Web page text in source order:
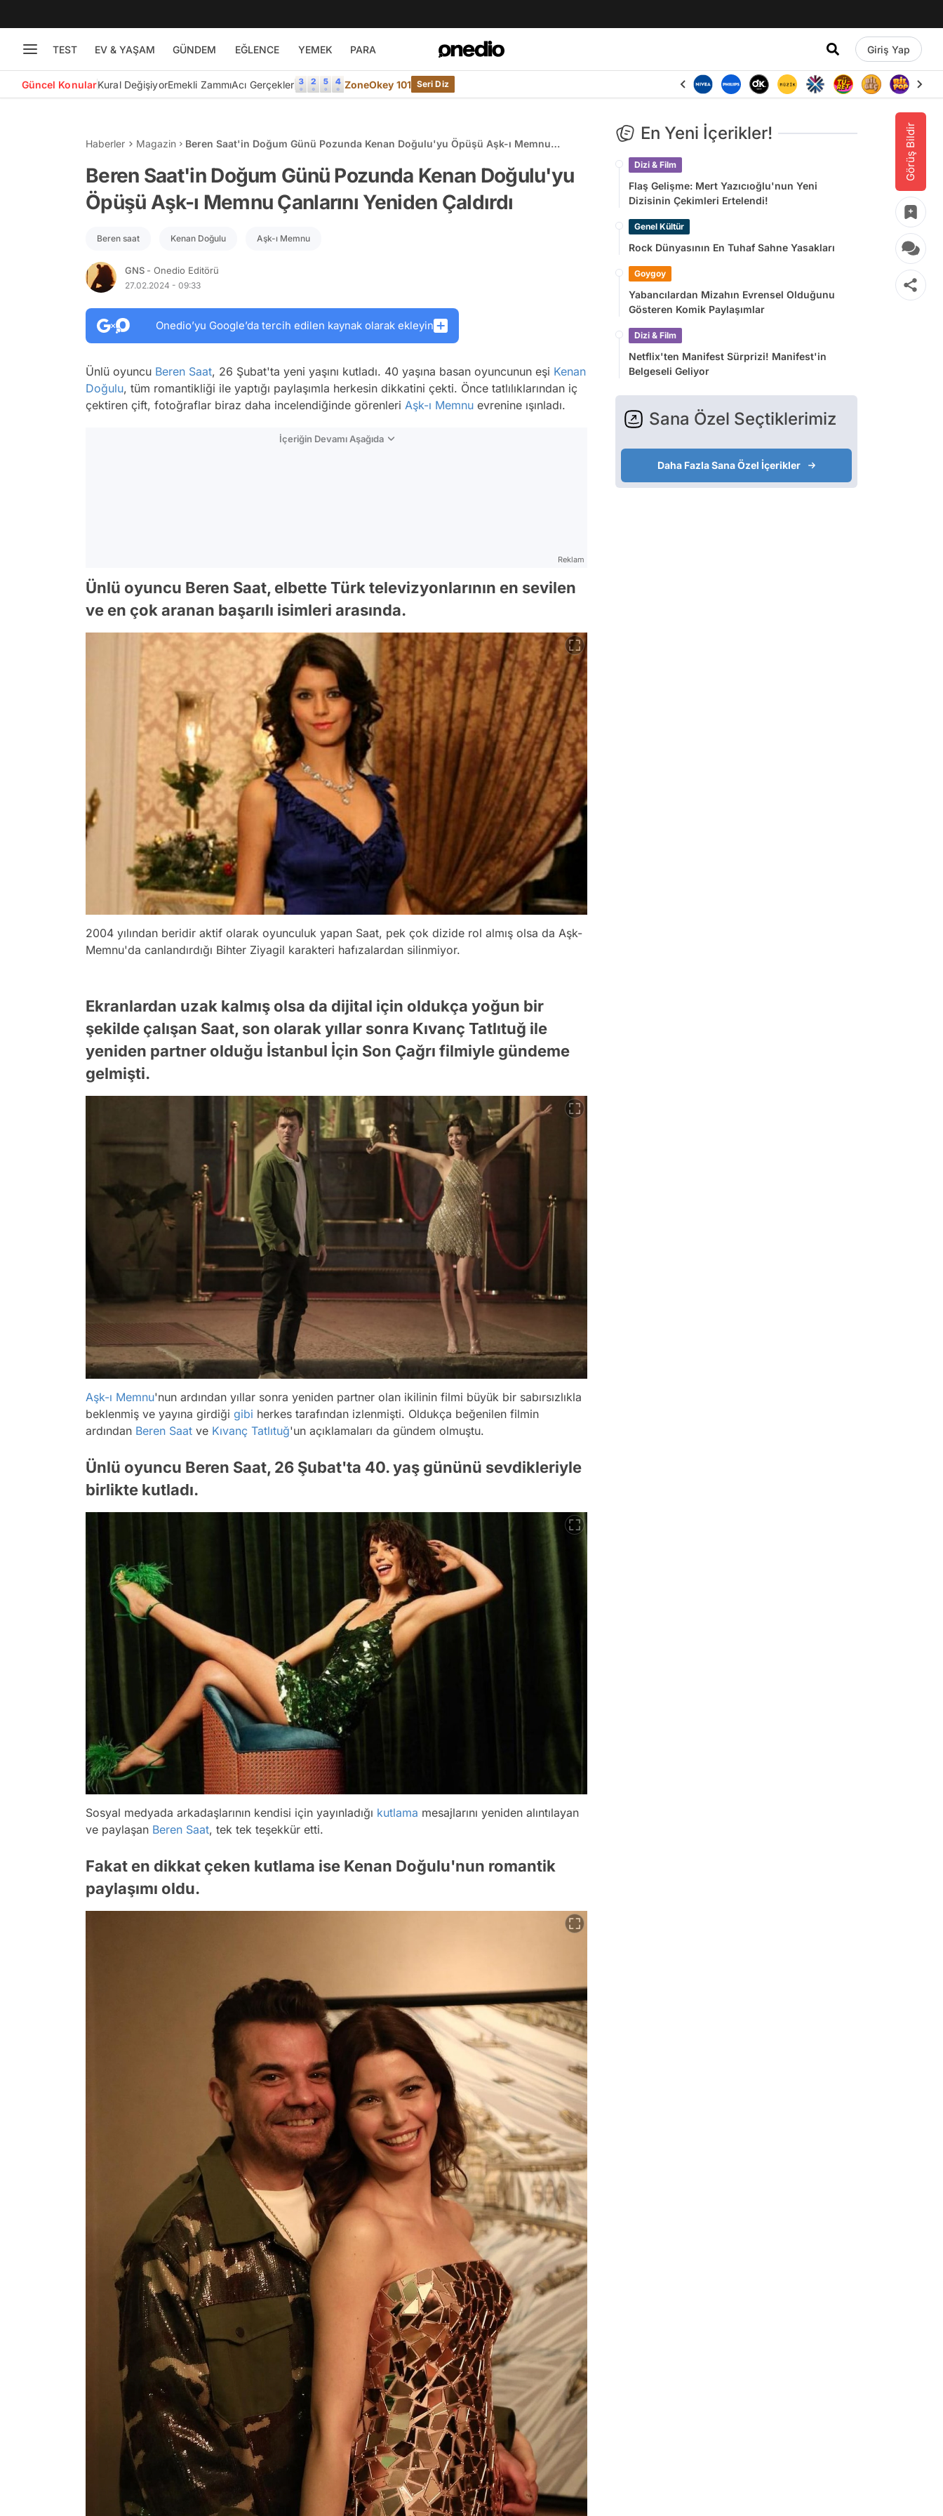
TEST EV & YAŞAM GÜNDEM EĞLENCE YEMEK PARA Giriş Yap
Güncel KonularKural DeğişiyorEmekli ZammıAcı Gerçekler ZoneOkey 101 Seri Diz
Görüş Bildir
Haberler Magazin
Beren Saat'in Doğum Günü Pozunda Kenan Doğulu'yu Öpüşü Aşk-ı Memnu
Beren Saat'in Doğum Günü Pozunda Kenan Doğulu'yu
Öpüşü Aşk-ı Memnu Çanlarını Yeniden Çaldırdı
Beren saat Kenan Doğulu Aşk-ı Memnu
GNS - Onedio Editörü
27.02.2024 - 09:33
Onedio’yu Google’da tercih edilen kaynak olarak ekleyin
Ünlü oyuncu Beren Saat, 26 Şubat'ta yeni yaşını kutladı. 40 yaşına basan oyuncunun eşi Kenan
Doğulu, tüm romantikliği ile yaptığı paylaşımla herkesin dikkatini çekti. Önce tatlılıklarından iç
çektiren çift, fotoğraflar biraz daha incelendiğinde görenleri Aşk-ı Memnu evrenine ışınladı.
İçeriğin Devamı Aşağıda
Reklam
Ünlü oyuncu Beren Saat, elbette Türk televizyonlarının en sevilen
ve en çok aranan başarılı isimleri arasında.
2004 yılından beridir aktif olarak oyunculuk yapan Saat, pek çok dizide rol almış olsa da Aşk-
Memnu'da canlandırdığı Bihter Ziyagil karakteri hafızalardan silinmiyor.
Ekranlardan uzak kalmış olsa da dijital için oldukça yoğun bir
şekilde çalışan Saat, son olarak yıllar sonra Kıvanç Tatlıtuğ ile
yeniden partner olduğu İstanbul İçin Son Çağrı filmiyle gündeme
gelmişti.
Aşk-ı Memnu'nun ardından yıllar sonra yeniden partner olan ikilinin filmi büyük bir sabırsızlıkla
beklenmiş ve yayına girdiği gibi herkes tarafından izlenmişti. Oldukça beğenilen filmin
ardından Beren Saat ve Kıvanç Tatlıtuğ'un açıklamaları da gündem olmuştu.
Ünlü oyuncu Beren Saat, 26 Şubat'ta 40. yaş gününü sevdikleriyle
birlikte kutladı.
Sosyal medyada arkadaşlarının kendisi için yayınladığı kutlama mesajlarını yeniden alıntılayan
ve paylaşan Beren Saat, tek tek teşekkür etti.
Fakat en dikkat çeken kutlama ise Kenan Doğulu'nun romantik
paylaşımı oldu.
En Yeni İçerikler!
Dizi & Film
Flaş Gelişme: Mert Yazıcıoğlu'nun Yeni
Dizisinin Çekimleri Ertelendi!
Genel Kültür
Rock Dünyasının En Tuhaf Sahne Yasakları
Goygoy
Yabancılardan Mizahın Evrensel Olduğunu
Gösteren Komik Paylaşımlar
Dizi & Film
Netflix'ten Manifest Sürprizi! Manifest'in
Belgeseli Geliyor
Sana Özel Seçtiklerimiz
Daha Fazla Sana Özel İçerikler